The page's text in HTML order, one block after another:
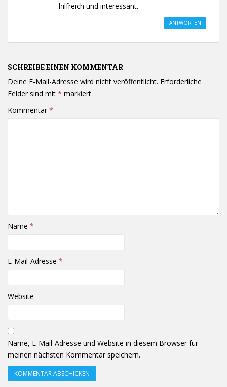
hilfreich und interessant.
ANTWORTEN
SCHREIBE EINEN KOMMENTAR
Deine E-Mail-Adresse wird nicht veröffentlicht. Erforderliche
Felder sind mit * markiert
Kommentar *
Name *
E-Mail-Adresse *
Website
Name, E-Mail-Adresse und Website in diesem Browser für
meinen nächsten Kommentar speichern.